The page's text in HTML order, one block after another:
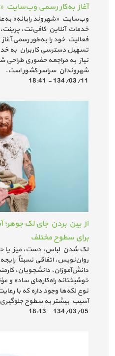
آغاز به‌کار رسمی وب‌سایت
وب‌سایت «شهروند رایانه»
خدمات آنلاین کافی‌نت، پرینت،
فعالیت خود را به‌طور رسمی
تسهیل دسترسی کاربران به
نیاز به مراجعه حضوری طراحی
شهروندان سراسر کشور است.
134/03/11 - 18:41
از بین بردن جای لک جوهر؛
برای سطوح مختلف
لک شدن لباس، دست، میز یا
روان‌نویس، اتفاقی نسبتاً
دانش‌آموزان، دانشجویان،
خوشبختانه راه‌کارهای ساده و
نوع لکه‌ها وجود داره که با
آسیب بیشتر به سطوح جلوگیری
134/03/05 - 18:13